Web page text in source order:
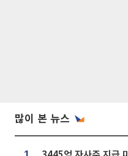
많이 본 뉴스